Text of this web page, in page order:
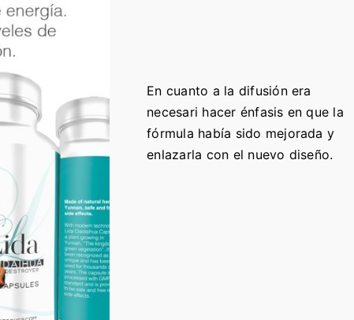
En cuanto a la difusión era
necesari hacer énfasis en que la
fórmula había sido mejorada y
enlazarla con el nuevo diseño.